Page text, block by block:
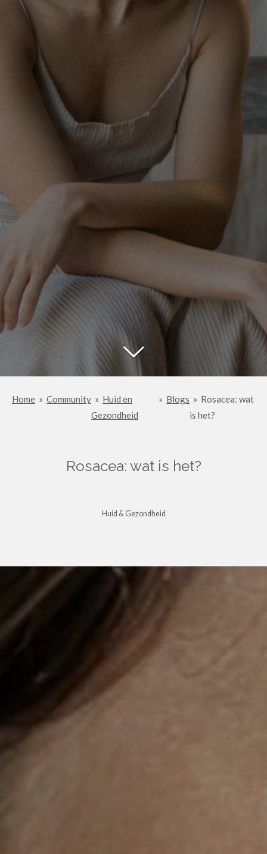
Home » Community » Huid en
Gezondheid
» Blogs » Rosacea: wat
is het?
Rosacea: wat is het?
Huid & Gezondheid